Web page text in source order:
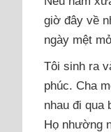
giờ đây về
ngày mệt
Tôi sinh ra
phúc. Cha
nhau đi qua
Họ nhường